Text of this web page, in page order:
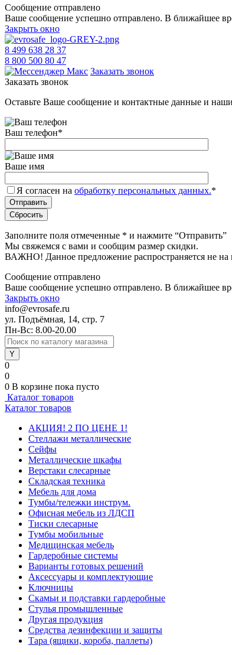
Сообщение отправлено
Ваше сообщение успешно отправлено. В ближайшее
Закрыть окно
8 499 638 28 37
8 800 500 80 47
Заказать звонок
Заказать звонок
Оставьте Ваше сообщение и контактные данные и
Ваш телефон*
Ваше имя
Я согласен на обработку персональных данных.*
Заполните поля отмеченные * и нажмите “Отправить”
Мы свяжемся с вами и сообщим размер скидки.
ВАЖНО! Данное предложение распространяется не на
Сообщение отправлено
Ваше сообщение успешно отправлено. В ближайшее
Закрыть окно
info@evrosafe.ru
ул. Подъёмная, 14, стр. 7
Пн-Вс: 8.00-20.00
0
0
0 В корзине пока пусто
Каталог товаров
Каталог товаров
АКЦИЯ! 2 ПО ЦЕНЕ 1!
Стеллажи металлические
Сейфы
Металлические шкафы
Верстаки слесарные
Складская техника
Мебель для дома
Тумбы/тележки инструм.
Офисная мебель из ЛДСП
Тиски слесарные
Тумбы мобильные
Медицинская мебель
Гардеробные системы
Варианты готовых решений
Аксессуары и комплектующие
Ключницы
Скамьи и подставки гардеробные
Стулья промышленные
Другая продукция
Средства дезинфекции и защиты
Тара (ящики, короба, паллеты)